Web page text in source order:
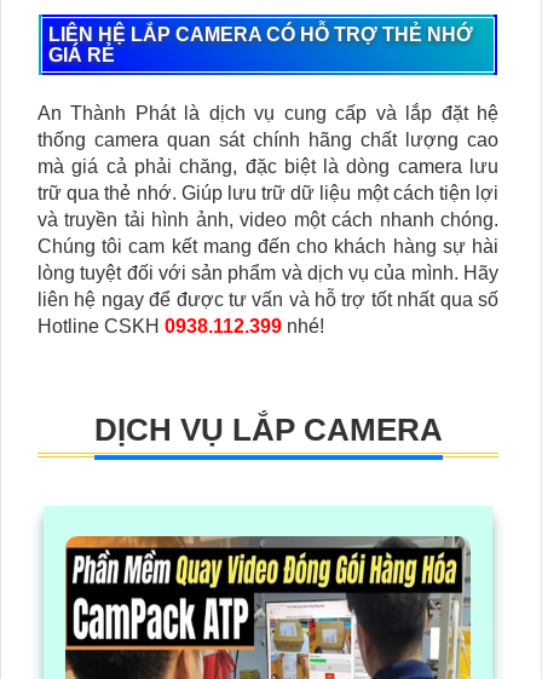
LIÊN HỆ LẮP CAMERA CÓ HỖ TRỢ THẺ NHỚ
GIÁ RẺ
An Thành Phát là dịch vụ cung cấp và lắp đặt hệ
thống camera quan sát chính hãng chất lượng cao
mà giá cả phải chăng, đặc biệt là dòng camera lưu
trữ qua thẻ nhớ. Giúp lưu trữ dữ liệu một cách tiện lợi
và truyền tải hình ảnh, video một cách nhanh chóng.
Chúng tôi cam kết mang đến cho khách hàng sự hài
lòng tuyệt đối với sản phẩm và dịch vụ của mình. Hãy
liên hệ ngay để được tư vấn và hỗ trợ tốt nhất qua số
Hotline CSKH 0938.112.399 nhé!
DỊCH VỤ LẮP CAMERA